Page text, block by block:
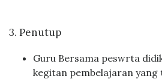
3. Penutup
Guru Bersama peswrta
kegitan pembelajaran yang